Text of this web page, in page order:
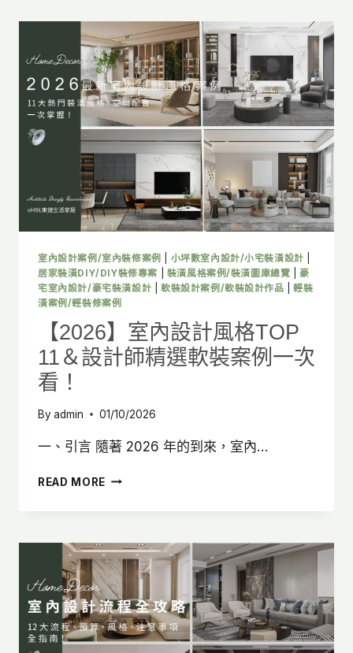
室內設計案例/室內裝修案例 小坪數室內設計/小宅裝潢設計
居家裝潢DIY/DIY裝修專案
裝潢風格案例/裝潢圖庫總覽 |豪
宅室內設計/豪宅裝潢設計
軟裝設計案例/軟裝設計作品 |輕裝
潢案例/輕裝修案例
【2026】室內設計風格TOP
11＆設計師精選軟裝案例一次
看！
Byadmin 01/10/2026
一、引言 隨著 2026 年的到來，室內…
READ MORE 【2026】
計
風
格
TOP
11
＆
設